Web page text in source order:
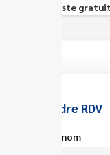
Épaviste
Prendre RDV
Votre nom